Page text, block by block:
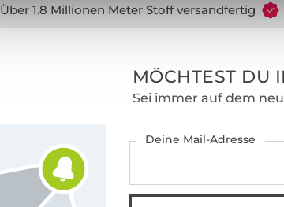
Über 1.8 Millionen Meter Stoff versandfertig
MÖCHTEST DU
Sei immer auf dem
Deine Mail-Adresse